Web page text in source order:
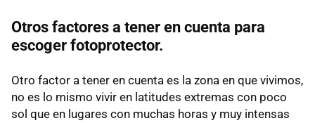
Otros factores a tener en cuenta para
escoger fotoprotector.
Otro factor a tener en cuenta es la zona en que vivimos,
no es lo mismo vivir en latitudes extremas con poco
sol que en lugares con muchas horas y muy intensas